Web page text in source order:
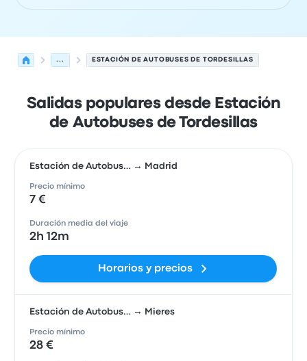
... ESTACIÓN DE AUTOBUSES DE TORDESILLAS
Salidas populares desde Estación
de Autobuses de Tordesillas
Estación de Autobus… → Madrid
Precio mínimo
7 €
Duración media del viaje
2h 12m
Horarios y precios
Estación de Autobus… → Mieres
Precio mínimo
28 €